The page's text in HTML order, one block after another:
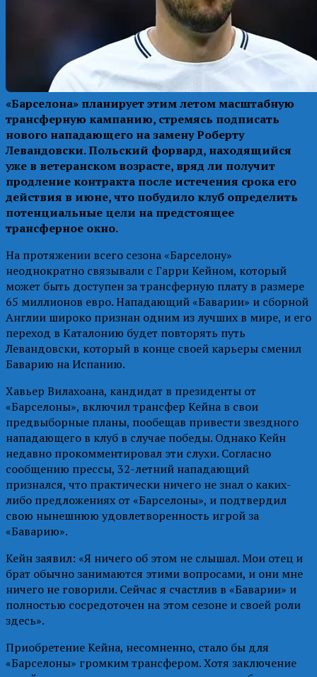
«Барселона» планирует этим летом масштабную
трансферную кампанию, стремясь подписать
нового нападающего на замену Роберту
Левандовски. Польский форвард, находящийся
уже в ветеранском возрасте, вряд ли получит
продление контракта после истечения срока его
действия в июне, что побудило клуб определить
потенциальные цели на предстоящее
трансферное окно.
На протяжении всего сезона «Барселону»
неоднократно связывали с Гарри Кейном, который
может быть доступен за трансферную плату в размере
65 миллионов евро. Нападающий «Баварии» и сборной
Англии широко признан одним из лучших в мире, и его
переход в Каталонию будет повторять путь
Левандовски, который в конце своей карьеры сменил
Баварию на Испанию.
Хавьер Вилахоана, кандидат в президенты от
«Барселоны», включил трансфер Кейна в свои
предвыборные планы, пообещав привести звездного
нападающего в клуб в случае победы. Однако Кейн
недавно прокомментировал эти слухи. Согласно
сообщению прессы, 32-летний нападающий
признался, что практически ничего не знал о каких-
либо предложениях от «Барселоны», и подтвердил
свою нынешнюю удовлетворенность игрой за
«Баварию».
Кейн заявил: «Я ничего об этом не слышал. Мои отец и
брат обычно занимаются этими вопросами, и они мне
ничего не говорили. Сейчас я счастлив в «Баварии» и
полностью сосредоточен на этом сезоне и своей роли
здесь».
Приобретение Кейна, несомненно, стало бы для
«Барселоны» громким трансфером. Хотя заключение